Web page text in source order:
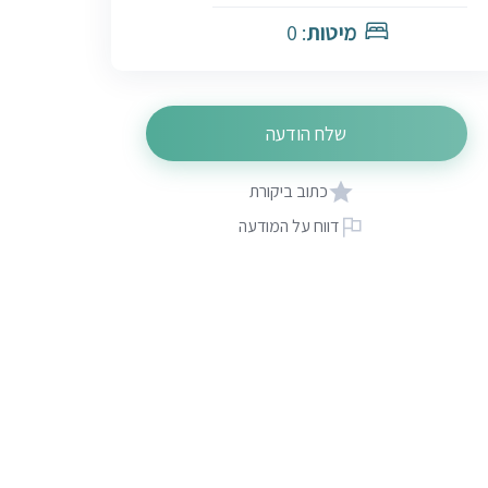
מיטות: 0
שלח הודעה
כתוב ביקורת
דווח על המודעה